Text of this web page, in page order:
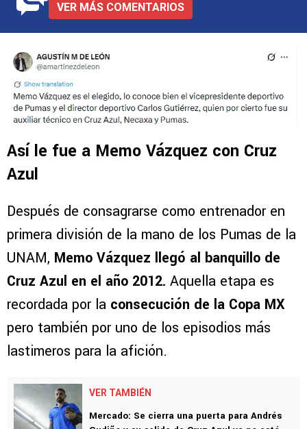
VER MÁS COMENTARIOS
Así le fue a Memo Vázquez con Cruz
Azul
Después de consagrarse como entrenador en
primera división de la mano de los Pumas de la
UNAM, Memo Vázquez llegó al banquillo de
Cruz Azul en el año 2012. Aquella etapa es
recordada por la consecución de la Copa MX
pero también por uno de los episodios más
lastimeros para la afición.
VER TAMBIÉN
Mercado: Se cierra una puerta para Andrés